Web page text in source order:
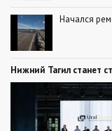
Начался
Нижний Тагил станет